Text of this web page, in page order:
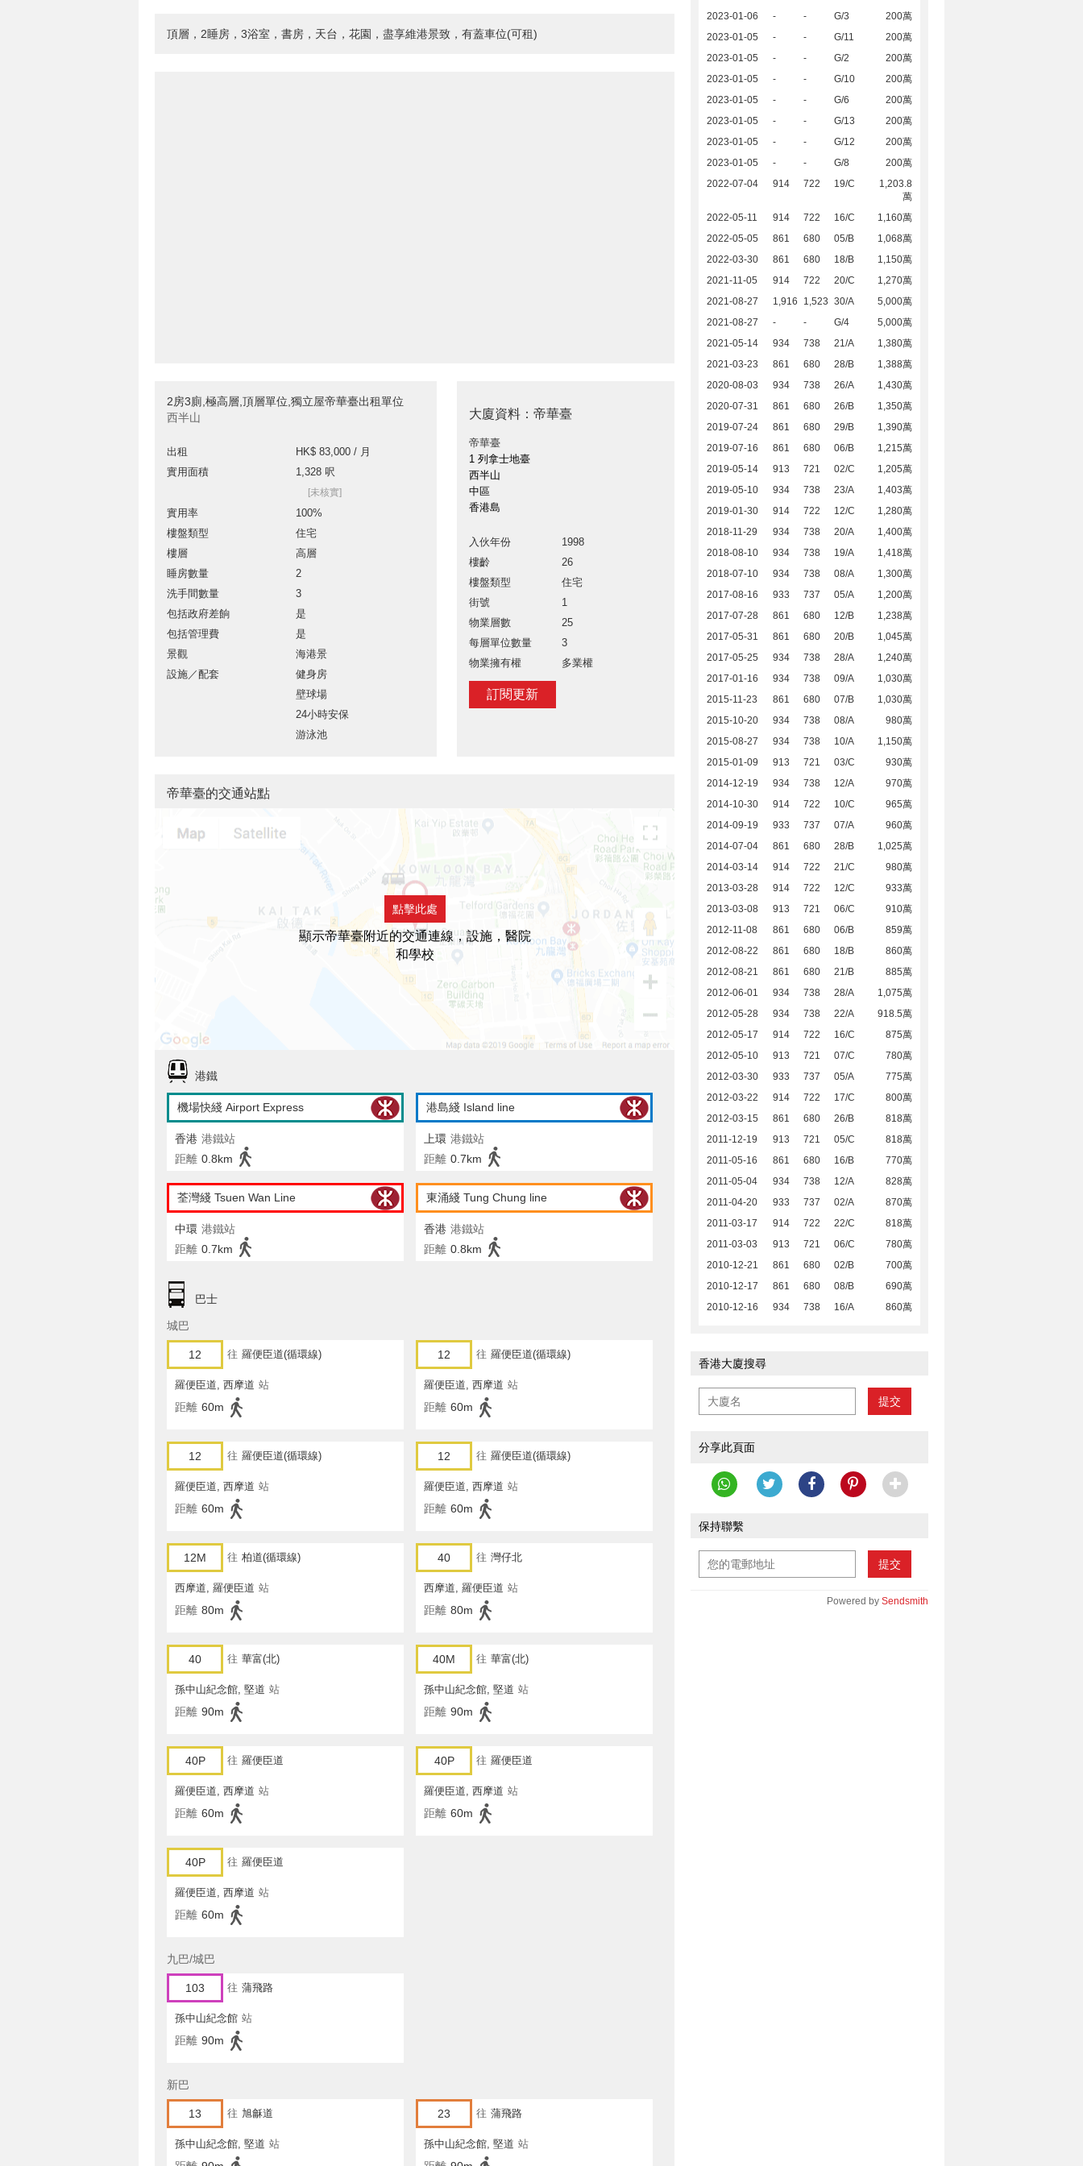
頂層，2睡房，3浴室，書房，天台，花園，盡享維港景致，有蓋車位(可租)
2房3廁,極高層,頂層單位,獨立屋帝華臺出租單位
西半山
出租
HK$ 83,000 / 月
實用面積
1,328 呎
[未核實]
實用率
100%
樓盤類型
住宅
樓層
高層
睡房數量
2
洗手間數量
3
包括政府差餉
是
包括管理費
是
景觀
海港景
設施／配套
健身房
壁球場
24小時安保
游泳池
大廈資料：帝華臺
帝華臺
1 列拿士地臺
西半山
中區
香港島
入伙年份
1998
樓齡
26
樓盤類型
住宅
街號
1
物業層數
25
每層單位數量
3
物業擁有權
多業權
訂閱更新
2023-01-06
- - G/3
200萬
2023-01-05
- - G/11
200萬
2023-01-05
- - G/2
200萬
2023-01-05
- - G/10
200萬
2023-01-05
- - G/6
200萬
2023-01-05
- - G/13
200萬
2023-01-05
- - G/12
200萬
2023-01-05
- - G/8
200萬
2022-07-04
914 722 19/C
1,203.8
萬
2022-05-11
914 722 16/C
1,160萬
2022-05-05
861 680 05/B
1,068萬
2022-03-30
861 680 18/B
1,150萬
2021-11-05
914 722 20/C
1,270萬
2021-08-27
1,916 1,523 30/A
5,000萬
2021-08-27
- - G/4
5,000萬
2021-05-14
934 738 21/A
1,380萬
2021-03-23
861 680 28/B
1,388萬
2020-08-03
934 738 26/A
1,430萬
2020-07-31
861 680 26/B
1,350萬
2019-07-24
861 680 29/B
1,390萬
2019-07-16
861 680 06/B
1,215萬
2019-05-14
913 721 02/C
1,205萬
2019-05-10
934 738 23/A
1,403萬
2019-01-30
914 722 12/C
1,280萬
2018-11-29
934 738 20/A
1,400萬
2018-08-10
934 738 19/A
1,418萬
2018-07-10
934 738 08/A
1,300萬
2017-08-16
933 737 05/A
1,200萬
2017-07-28
861 680 12/B
1,238萬
2017-05-31
861 680 20/B
1,045萬
2017-05-25
934 738 28/A
1,240萬
2017-01-16
934 738 09/A
1,030萬
2015-11-23
861 680 07/B
1,030萬
2015-10-20
934 738 08/A
980萬
2015-08-27
934 738 10/A
1,150萬
2015-01-09
913 721 03/C
930萬
2014-12-19
934 738 12/A
970萬
2014-10-30
914 722 10/C
965萬
2014-09-19
933 737 07/A
960萬
2014-07-04
861 680 28/B
1,025萬
2014-03-14
914 722 21/C
980萬
2013-03-28
914 722 12/C
933萬
2013-03-08
913 721 06/C
910萬
2012-11-08
861 680 06/B
859萬
2012-08-22
861 680 18/B
860萬
2012-08-21
861 680 21/B
885萬
2012-06-01
934 738 28/A
1,075萬
2012-05-28
934 738 22/A
918.5萬
2012-05-17
914 722 16/C
875萬
2012-05-10
913 721 07/C
780萬
2012-03-30
933 737 05/A
775萬
2012-03-22
914 722 17/C
800萬
2012-03-15
861 680 26/B
818萬
2011-12-19
913 721 05/C
818萬
2011-05-16
861 680 16/B
770萬
2011-05-04
934 738 12/A
828萬
2011-04-20
933 737 02/A
870萬
2011-03-17
914 722 22/C
818萬
2011-03-03
913 721 06/C
780萬
2010-12-21
861 680 02/B
700萬
2010-12-17
861 680 08/B
690萬
2010-12-16
934 738 16/A 860萬
香港大廈搜尋
提交
分享此頁面
保持聯繫
提交
Powered by Sendsmith
帝華臺的交通站點
點擊此處
顯示帝華臺附近的交通連線，設施，醫院
和學校
港鐵
機場快綫 Airport Express
香港 港鐵站
距離 0.8km
港島綫 Island line
上環 港鐵站
距離 0.7km
荃灣綫 Tsuen Wan Line
中環 港鐵站
距離 0.7km
東涌綫 Tung Chung line
香港 港鐵站
距離 0.8km
巴士
城巴
12 往 羅便臣道(循環線)
羅便臣道, 西摩道 站
距離 60m
12 往 羅便臣道(循環線)
羅便臣道, 西摩道 站
距離 60m
12 往 羅便臣道(循環線)
羅便臣道, 西摩道 站
距離 60m
12 往 羅便臣道(循環線)
羅便臣道, 西摩道 站
距離 60m
12M 往 柏道(循環線)
西摩道, 羅便臣道 站
距離 80m
40 往 灣仔北
西摩道, 羅便臣道 站
距離 80m
40 往 華富(北)
孫中山紀念館, 堅道 站
距離 90m
40M 往 華富(北)
孫中山紀念館, 堅道 站
距離 90m
40P 往 羅便臣道
羅便臣道, 西摩道 站
距離 60m
40P 往 羅便臣道
羅便臣道, 西摩道 站
距離 60m
40P 往 羅便臣道
羅便臣道, 西摩道 站
距離 60m
九巴/城巴
103 往 蒲飛路
孫中山紀念館 站
距離 90m
新巴
13 往 旭龢道
孫中山紀念館, 堅道 站
23 往 蒲飛路
孫中山紀念館, 堅道 站